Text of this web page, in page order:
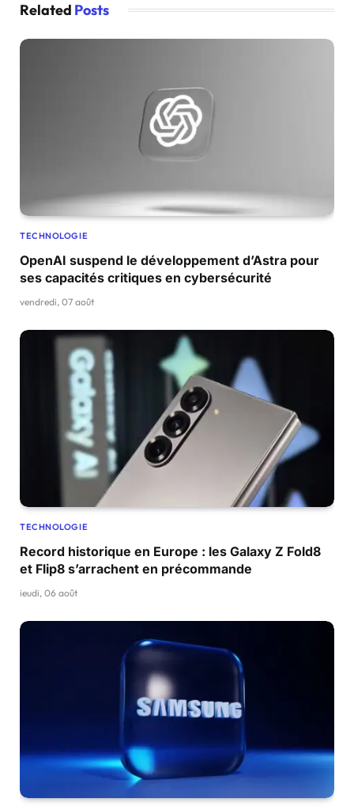
Related Posts
TECHNOLOGIE
OpenAI suspend le développement d’Astra pour
ses capacités critiques en cybersécurité
vendredi, 07 août
TECHNOLOGIE
Record historique en Europe : les Galaxy Z Fold8
et Flip8 s’arrachent en précommande
jeudi, 06 août